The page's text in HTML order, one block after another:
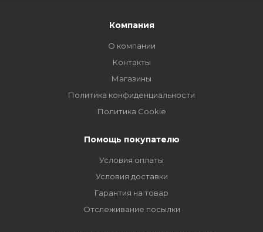
Astra J 09-Компания
О компании
Контакты
Магазины
Политика конфиденциальности
Политика Cookie
Помощь покупателю
Условия оплаты
Условия доставки
Гарантия на товар
Отслеживание посылки